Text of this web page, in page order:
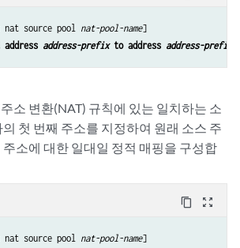
source pool nat-pool-name]
address address-prefix to address address-prefix
소 변환(NAT) 규칙에 있는 일치하는 소
첫 번째 주소를 지정하여 원래 소스 주
주소에 대한 일대일 정적 매핑을 구성합
content_copy zoom_out_map
source pool nat-pool-name]